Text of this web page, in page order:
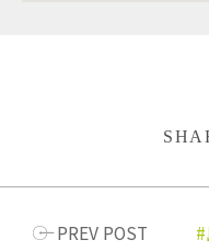
PREV POST